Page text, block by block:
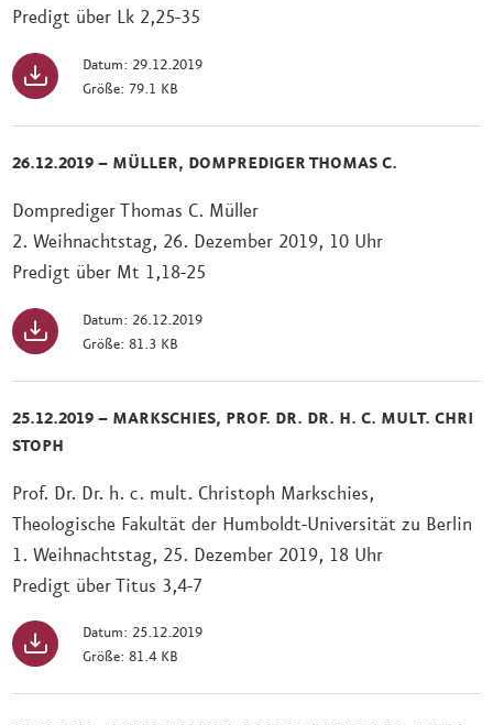
Predigt über Lk 2,25-35
Datum: 29.12.2019
Größe: 79.1 KB
26.12.2019 – MÜLLER, DOMPREDIGER THOMAS C.
Domprediger Thomas C. Müller
2. Weihnachtstag, 26. Dezember 2019, 10 Uhr
Predigt über Mt 1,18-25
Datum: 26.12.2019
Größe: 81.3 KB
25.12.2019 – MARKSCHIES, PROF. DR. DR. H. C. MULT. CHRI
STOPH
Prof. Dr. Dr. h. c. mult. Christoph Markschies,
Theologische Fakultät der Humboldt-Universität zu Berlin
1. Weihnachtstag, 25. Dezember 2019, 18 Uhr
Predigt über Titus 3,4-7
Datum: 25.12.2019
Größe: 81.4 KB